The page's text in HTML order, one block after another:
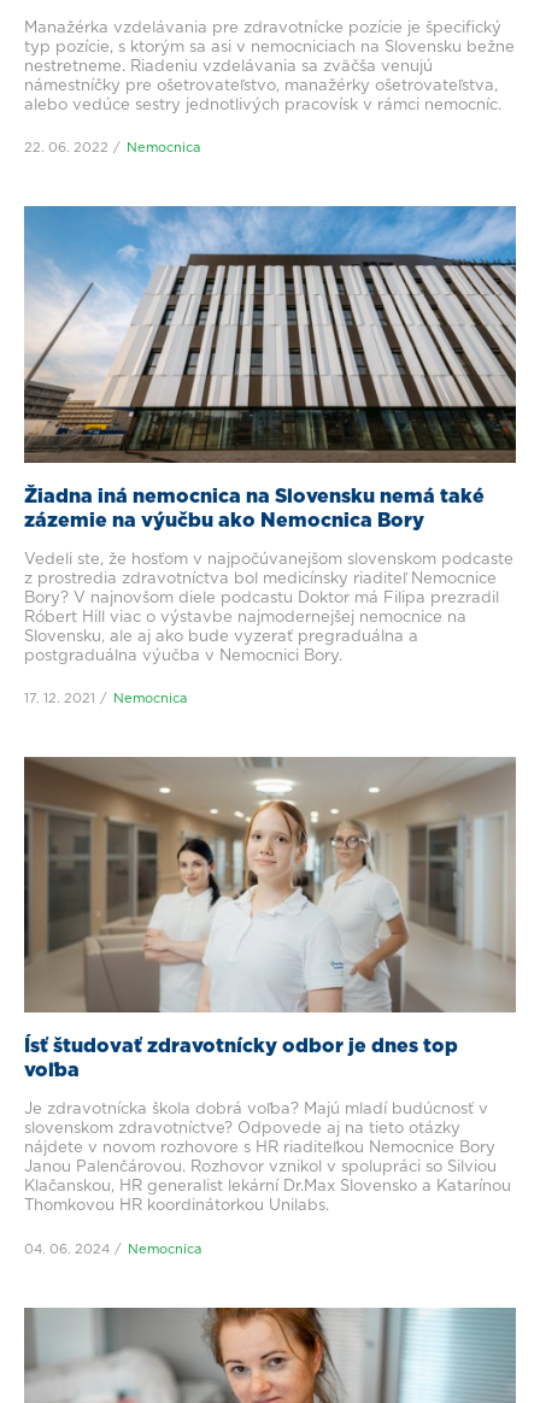
Manažérka vzdelávania pre zdravotnícke pozície je špecifický
typ pozície, s ktorým sa asi v nemocniciach na Slovensku bežne
nestretneme. Riadeniu vzdelávania sa zväčša venujú
námestníčky pre ošetrovateľstvo, manažérky ošetrovateľstva,
alebo vedúce sestry jednotlivých pracovísk v rámci nemocníc.
22. 06. 2022 Nemocnica
Žiadna iná nemocnica na Slovensku nemá také
zázemie na výučbu ako Nemocnica Bory
Vedeli ste, že hosťom v najpočúvanejšom slovenskom podcaste
z prostredia zdravotníctva bol medicínsky riaditeľ Nemocnice
Bory? V najnovšom diele podcastu Doktor má Filipa prezradil
Róbert Hill viac o výstavbe najmodernejšej nemocnice na
Slovensku, ale aj ako bude vyzerať pregraduálna a
postgraduálna výučba v Nemocnici Bory.
17. 12. 2021 Nemocnica
Ísť študovať zdravotnícky odbor je dnes top
voľba
Je zdravotnícka škola dobrá voľba? Majú mladí budúcnosť v
slovenskom zdravotníctve? Odpovede aj na tieto otázky
nájdete v novom rozhovore s HR riaditeľkou Nemocnice Bory
Janou Palenčárovou. Rozhovor vznikol v spolupráci so Silviou
Klačanskou, HR generalist lekární Dr.Max Slovensko a Katarínou
Thomkovou HR koordinátorkou Unilabs.
04. 06. 2024 Nemocnica